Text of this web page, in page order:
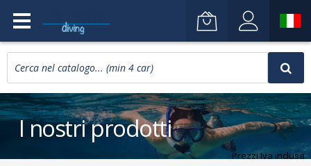
I nostri prodotti
Prezzi Iva inclusa